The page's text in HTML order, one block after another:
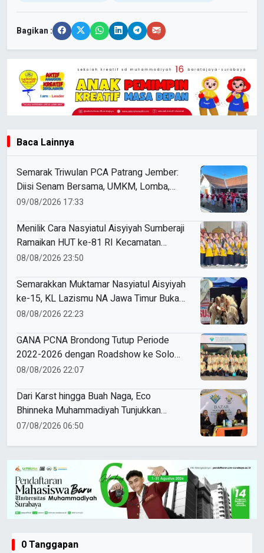
Bagikan :
Baca Lainnya
Semarak Triwulan PCA Patrang Jember:
Diisi Senam Bersama, UMKM, Lomba,
Pemeriksaan Kesehatan, hingga
09/08/2026 17:33
Menilik Cara Nasyiatul Aisyiyah Sumberaji
Ramaikan HUT ke-81 RI Kecamatan
Sukodadi
08/08/2026 23:50
Semarakkan Muktamar Nasyiatul Aisyiyah
ke-15, KL Lazismu NA Jawa Timur Buka
Layanan ZISKA hingga Spot Foto Cermin
08/08/2026 22:23
GANA PCNA Brondong Tutup Periode
2022-2026 dengan Roadshow ke Solo
dan Jogja
08/08/2026 22:07
Dari Karst hingga Buah Naga, Eco
Bhinneka Muhammadiyah Tunjukkan
Kekuatan Potensi Lokal di Muktamar
07/08/2026 06:50
0 Tanggapan